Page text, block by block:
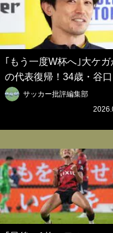
｢もう一度W杯へ｣大ケガ
の代表復帰！34歳・谷口
悟の奇跡を支えた日本資
ベルギークラブ、次な
ロイデン立石敬之CEO
界戦略】(2)
サッカー批評編集部